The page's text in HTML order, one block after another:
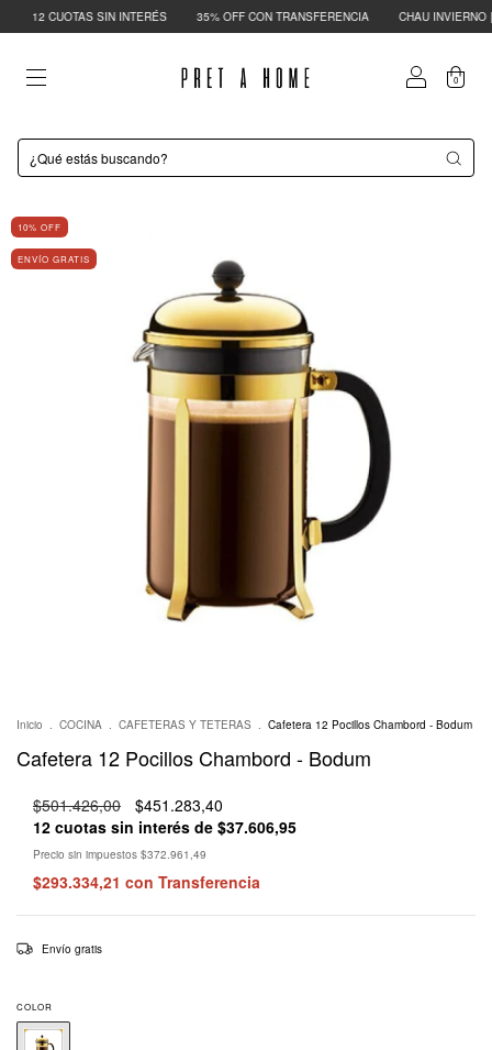
12 CUOTAS SIN INTERÉS 35% OFF CON TRANSFERENCIA CHAU INVIERNO |
0
10% OFF
ENVÍO GRATIS
Inicio . COCINA . CAFETERAS Y TETERAS . Cafetera 12 Pocillos Chambord - Bodum
Cafetera 12 Pocillos Chambord - Bodum
$501.426,00
$451.283,40
12 cuotas sin interés de $37.606,95
Precio sin impuestos $372.961,49
$293.334,21 con Transferencia
Envío gratis
COLOR